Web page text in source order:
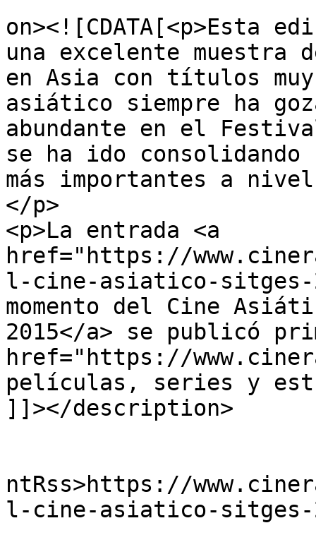
on><![CDATA[<p>Esta
una excelente muestra
en Asia con títulos
asiático siempre ha
abundante en el
se ha ido consolidando
más importantes a
</p>
<p>La entrada <a
href="https://
l-cine-asiatico-sitges-
momento del Cine
2015</a> se publicó
href="https://
películas, series y
]]></description>
ntRss>https://
l-cine-asiatico-sitges-